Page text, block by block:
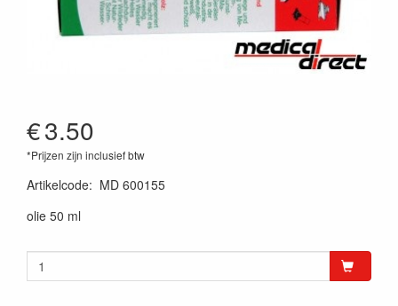
€3.50
*Prijzen zijn inclusief btw
Artikelcode: MD 600155
olie 50 ml